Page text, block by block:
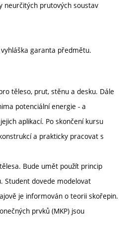
neurčitých prutových soustav
garanta předmětu.
těleso, prut, stěnu a desku. Dále
potenciální energie - a
aplikací. Po skončení kursu
a prakticky pracovat s
Bude umět použít princip
Student dovede modelovat
je informován o teorii skořepin.
prvků (MKP) jsou